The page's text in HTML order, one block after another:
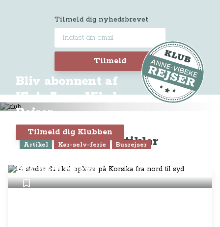
Tilmeld dig nyhedsbrevet
Tilmeld
Bliv abonnent af
Klub Anne-Vibeke
Rejser
Tilmeld dig Klubben
Seneste artikler
Artikel Kør-selv-ferie Busrejser
fra nord til syd